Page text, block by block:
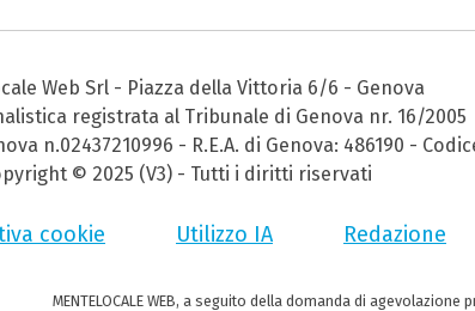
Web Srl - Piazza della Vittoria 6/6 - Genova
registrata al Tribunale di Genova nr. 16/2005
n.02437210996 - R.E.A. di Genova: 486190 -
© 2025 (V3) - Tutti i diritti riservati
cookie Utilizzo IA Redazione
MENTELOCALE WEB, a seguito della domanda di